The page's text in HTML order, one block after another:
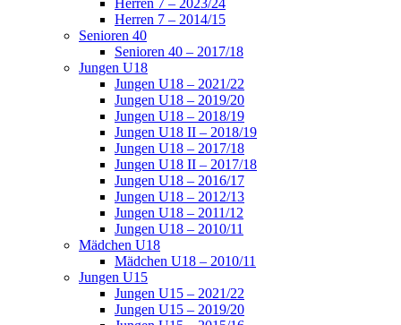
Herren 7 – 2023/24
Herren 7 – 2014/15
Senioren 40
Senioren 40 – 2017/18
Jungen U18
Jungen U18 – 2021/22
Jungen U18 – 2019/20
Jungen U18 – 2018/19
Jungen U18 II – 2018/19
Jungen U18 – 2017/18
Jungen U18 II – 2017/18
Jungen U18 – 2016/17
Jungen U18 – 2012/13
Jungen U18 – 2011/12
Jungen U18 – 2010/11
Mädchen U18
Mädchen U18 – 2010/11
Jungen U15
Jungen U15 – 2021/22
Jungen U15 – 2019/20